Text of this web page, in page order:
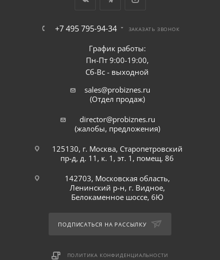
+7 495 795-94-34 ЗАКАЗАТЬ ЗВОНОК
График работы:
Пн-Пт 9:00-19:00,
Сб-Вс - выходной
sales@probiznes.ru
(Отдел продаж)
director@probiznes.ru
(жалобы, предложения)
125130, г. Москва, Старопетровский
пр-д, д. 11, к. 1, эт. 1, помещ. 86
142703, Московская область,
Ленинский р-н, г. Видное,
Белокаменное шоссе, 6Ю
ПОДПИСАТЬСЯ НА РАССЫЛКУ
ПОЛИТИКА КОНФИДЕНЦИАЛЬНОСТИ